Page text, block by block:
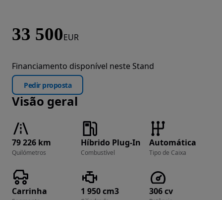
33 500EUR
Financiamento disponível neste Stand
Pedir proposta
Visão geral
79 226 km
Quilómetros
Híbrido Plug-In
Combustível
Automática
Tipo de Caixa
Carrinha 1 950 cm3 306 cv